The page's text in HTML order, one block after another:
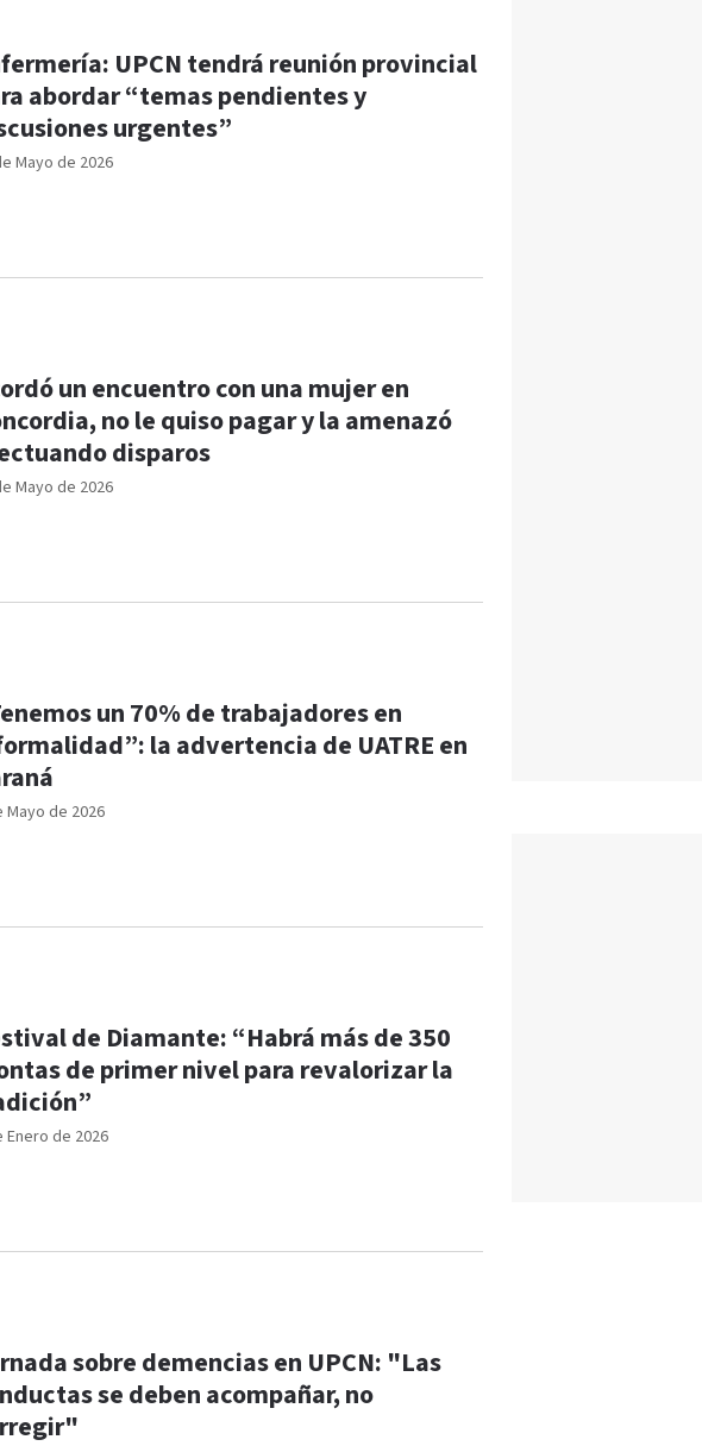
Mayo de 2026
UPCN tendrá reunión provincial
abordar “temas pendientes y
urgentes”
Mayo de 2026
un encuentro con una mujer en
no le quiso pagar y la amenazó
disparos
Mayo de 2026
un 70% de trabajadores en
la advertencia de UATRE en
Enero de 2026
de Diamante: “Habrá más de 350
de primer nivel para revalorizar la
sobre demencias en UPCN: "Las
se deben acompañar, no